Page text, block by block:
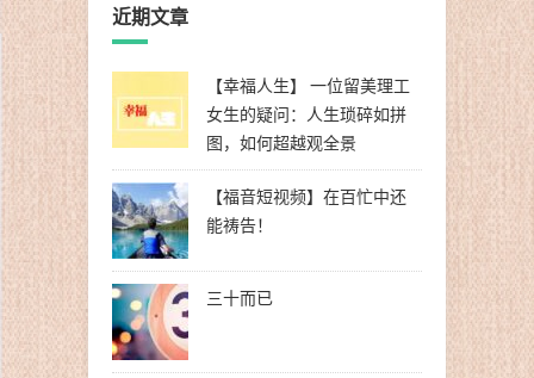
近期文章
【幸福人生】 一位留美理工
女生的疑问：人生琐碎如拼
图，如何超越观全景
【福音短视频】在百忙中还
能祷告！
三十而已